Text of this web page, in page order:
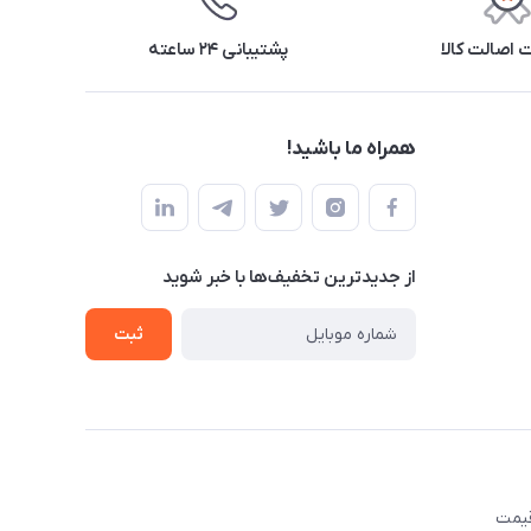
اصالت کالا پشتیبانی ۲۴ ساعته
همراه ما باشید!
از جدید‌ترین تخفیف‌ها با‌ خبر شوید
ثبت